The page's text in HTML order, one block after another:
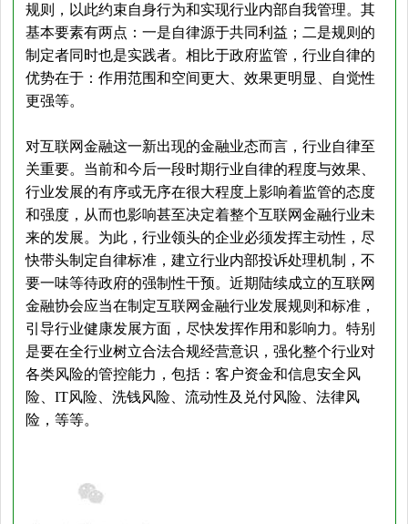
规则，以此约束自身行为和实现行业内部自我管理。其
基本要素有两点：一是自律源于共同利益；二是规则的
制定者同时也是实践者。相比于政府监管，行业自律的
优势在于：作用范围和空间更大、效果更明显、自觉性
更强等。
对互联网金融这一新出现的金融业态而言，行业自律至
关重要。当前和今后一段时期行业自律的程度与效果、
行业发展的有序或无序在很大程度上影响着监管的态度
和强度，从而也影响甚至决定着整个互联网金融行业未
来的发展。为此，行业领头的企业必须发挥主动性，尽
快带头制定自律标准，建立行业内部投诉处理机制，不
要一味等待政府的强制性干预。近期陆续成立的互联网
金融协会应当在制定互联网金融行业发展规则和标准，
引导行业健康发展方面，尽快发挥作用和影响力。特别
是要在全行业树立合法合规经营意识，强化整个行业对
各类风险的管控能力，包括：客户资金和信息安全风
险、IT风险、洗钱风险、流动性及兑付风险、法律风
险，等等。